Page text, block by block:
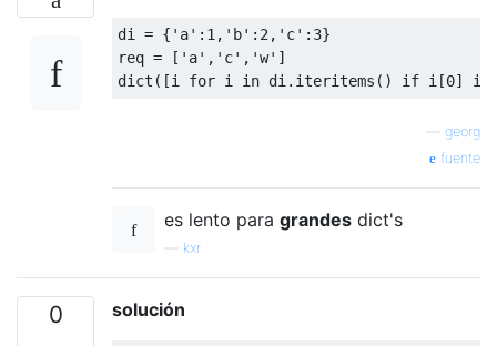
di = { 'a' : 1 , 'b' : 2 , 'c' : 3}
req = [ 'a' , 'c' , 'w' ]
dict ([i for i in di . iteritems () if i [0] in
georg
fuente
es lento para grandes dict's
kxr
0 solución